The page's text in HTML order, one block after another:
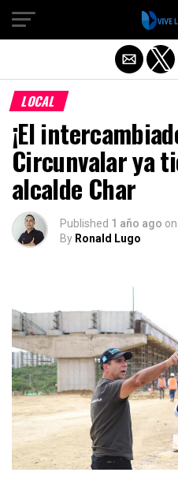
LOCAL
¡El
Circunvalar ya
alcalde Char
Published 1 año ago on
By Ronald Lugo
Salir de la